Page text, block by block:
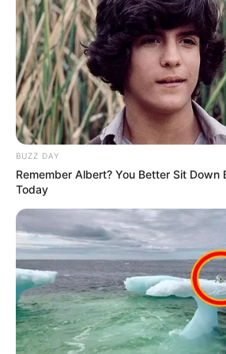
Equipe Médica em
cirúrgico.
—Imagem/
A complicação ocorrida é apontada pela
dos principais riscos do procedimento
paciente, que conforme relatos possuía
que pode ter contribuído para a
Em segundo lugar, precisamos
presunção de inocência, como
precisa ser provado, e nunca presumido!
prova absolutamente nada, é somente
unilateral (sem defesa ou contraditório)
colhe indícios, para serem submetidos à
A culpa somente pode ser apurada em
ampla defesa e contraditório.
BUZZ DAY
Remember Albert? You Better Sit Down
Today